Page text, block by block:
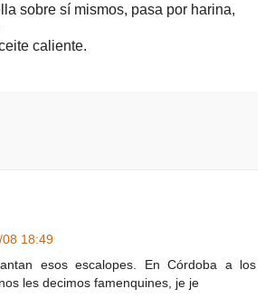
sobre sí mismos, pasa por harina,
caliente.
08 18:49
esos escalopes. En Córdoba a los
les decimos famenquines, je je